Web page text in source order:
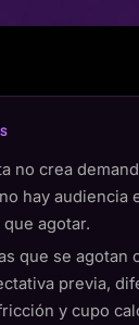
no crea
hay audiencia
agotar.
que se agotan
previa,
y cupo